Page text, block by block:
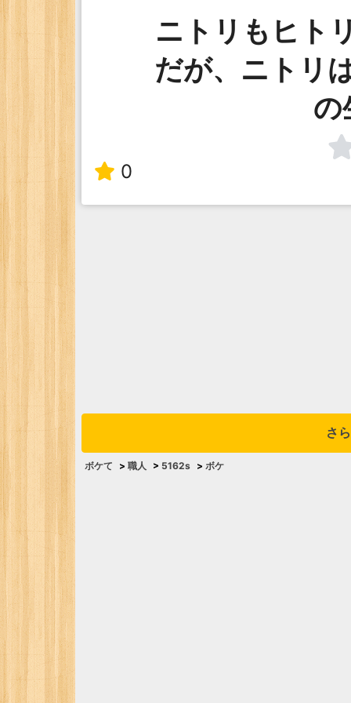
ニトリもヒト
だが、ニトリ
の
0
さ
ボケて > 職人 > 5162s > ボケ